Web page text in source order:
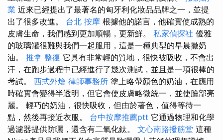
業 近來已經提出了最著名的匈牙利化妝品品牌之一，並提
出了很多改進。 台北 按摩 根據他的諾言，他確實使成熟的
皮膚生命，我們感到更加順暢，更新鮮。 私家偵探社 優雅
的玻璃罐很難與我們一起服用，這是一種典型的早晨撒奶
油。 推拿 整復 它具有非常輕的質地，很快被吸收，不會出
汗，在跑步過程中已經進行了幾次測試，並且是一項很棒的
考試。 西式外燴 律師事務所 塗上略帶顏色的奶油，在應用
時確實會變得半透明，但它會使皮膚略微統一，並使臉部亮
麗。 輕巧的奶油，很快吸收，但由於著色，值得等待一
點，然後再接近衣服。 台中按摩推薦ptt 它通過物理和化學
過濾器提供防曬，還含有二氧化鈦。 文心南路撥筋堂 這種